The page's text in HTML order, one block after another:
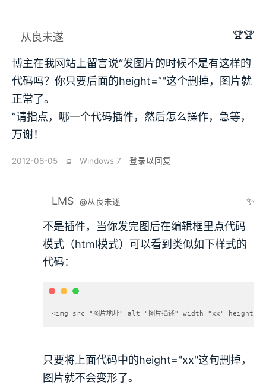
从良未遂 🏆🏆
博主在我网站上留言说“发图片的时候不是有这样的
代码吗？你只要后面的height=”"这个删掉，图片就
正常了。
”请指点，哪一个代码插件，然后怎么操作，急等，
万谢！
2012-06-05 ⫑ Windows 7 登录以回复
LMS @从良未遂 ✨
不是插件，当你发完图后在编辑框里点代码
模式（html模式）可以看到类似如下样式的
代码：
<img src="图片地址" alt="图片描述" width="xx"
只要将上面代码中的height="xx"这句删掉，
图片就不会变形了。